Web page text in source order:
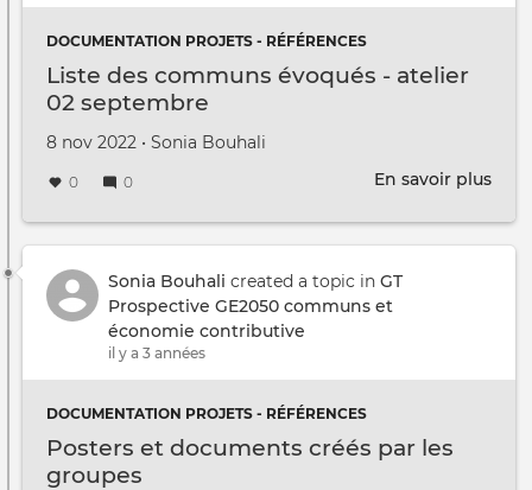
DOCUMENTATION PROJETS - RÉFÉRENCES
Liste des communs évoqués - atelier
02 septembre
Créé le
8 nov 2022 •
par Sonia Bouhali
0 0 En savoir plus
des
Sonia Bouhali created a topic in GT
Prospective GE2050 communs et
économie contributive
il y a 3 années
DOCUMENTATION PROJETS - RÉFÉRENCES
Posters et documents créés par les
groupes